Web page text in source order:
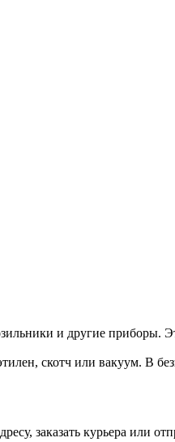
и другие приборы.
скотч или вакуум. В
заказать курьера или